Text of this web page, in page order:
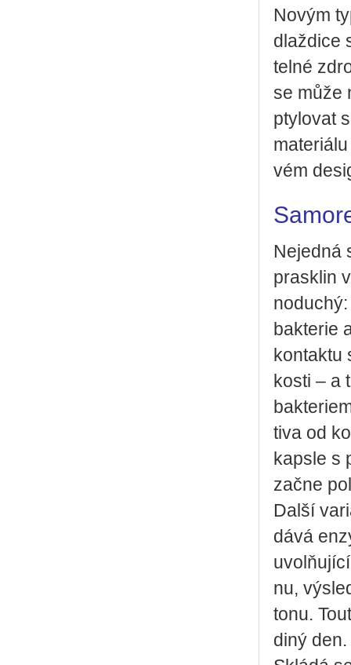
Novým
dlaž­di­ce
tel­né
se může
pty­lo­vat
vém
Ne­jed­ná
prasklin
bak­te­rie
kon­tak­tu
kos­ti – a
ti­va od
kaps­le s
začne
Další
dá­vá
nu,
to­nu.
di­ný